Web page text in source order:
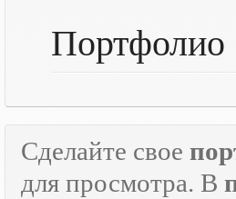
Портфолио
Сделайте свое
для просмотра. В